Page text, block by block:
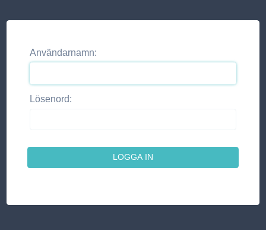
Användarnamn:
Lösenord: